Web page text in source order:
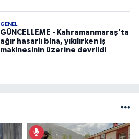
GENEL
GÜNCELLEME - Kahramanmaraş'ta
ağır hasarlı bina, yıkılırken iş
makinesinin üzerine devrildi